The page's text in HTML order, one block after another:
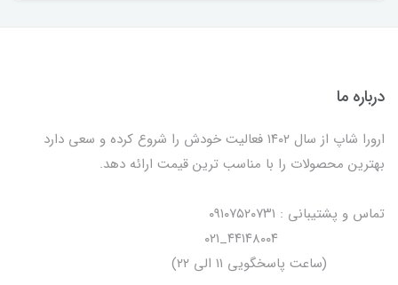
درباره ما
ارورا شاپ از سال ۱۴۰۲ فعالیت خودش را شروع کرده و سعی دارد
بهترین محصولات را با مناسب ترین قیمت ارائه دهد.
تماس و پشتیبانی : ۰۹۱۰۷۵۲۰۷۳۱
(ساعت پاسخگویی ۱۱ الی ۲۲)